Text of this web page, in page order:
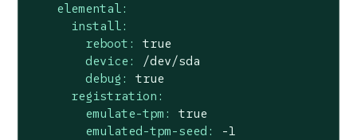
elemental:
install:
reboot:
true
device:
/dev/sda
debug:
true
registration:
emulate-tpm:
true
emulated-tpm-seed:
-1